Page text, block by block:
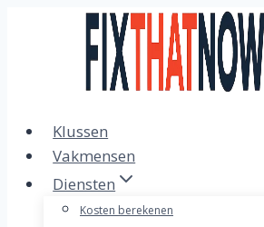
Klussen
Vakmensen
Diensten
Kosten berekenen